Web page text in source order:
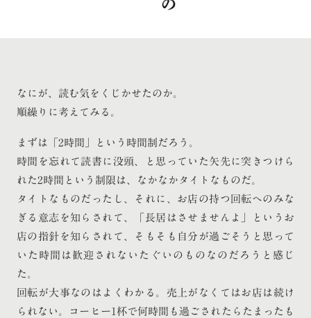
なにが、読む気をくじかせたのか。
順繰りに考えてみる。
まずは「2時間」という時間制だろう。
時間を忘れて読書に没頭、と思っていた矢先に突きつけら
れた2時間という制限は、なかなかタイトなものだ。
タイトなものだったし、それに、お店の持つ回転へのみな
ぎる意志を知らされて、「長居はさせませんよ」というお
店の指針を知らされて、そもそも自分が過ごそうと思って
いた時間は歓迎されないたぐいのものなのだろうと感じ
た。
回転が大事なのはよくわかる。売上がなくてはお店は続け
られない。コーヒー1杯で何時間も過ごされたらたまったも